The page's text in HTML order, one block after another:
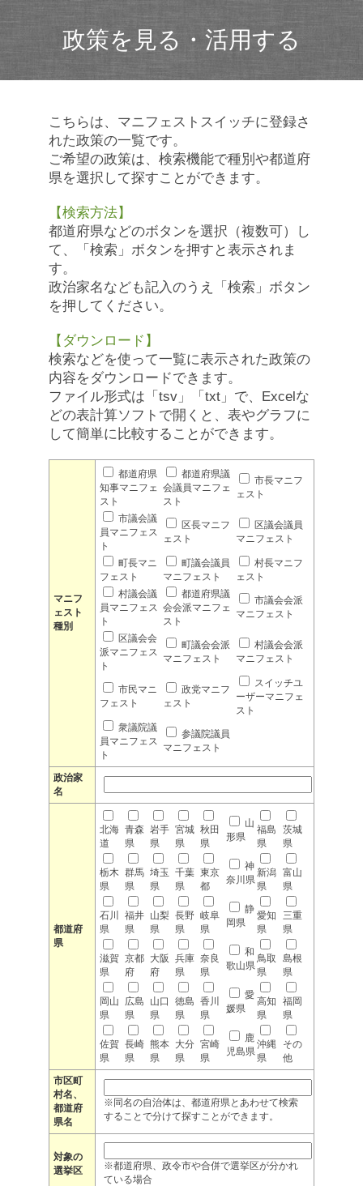
政策を見る・活用する
こちらは、マニフェストスイッチに登録さ
れた政策の一覧です。
ご希望の政策は、検索機能で種別や都道府
県を選択して探すことができます。
【検索方法】
都道府県などのボタンを選択（複数可）し
て、「検索」ボタンを押すと表示されま
す。
政治家名なども記入のうえ「検索」ボタン
を押してください。
【ダウンロード】
検索などを使って一覧に表示された政策の
内容をダウンロードできます。
ファイル形式は「tsv」「txt」で、Excelな
どの表計算ソフトで開くと、表やグラフに
して簡単に比較することができます。
マニフ
ェスト
種別
都道府県
知事マニフェ
スト
都道府県議
会議員マニフェ
スト
市長マニフ
ェスト
市議会議
員マニフェス
ト
区長マニフ
ェスト
区議会議員
マニフェスト
町長マニ
フェスト
町議会議員
マニフェスト
村長マニフ
ェスト
村議会議
員マニフェス
ト
都道府県議
会会派マニフェ
スト
市議会会派
マニフェスト
区議会会
派マニフェス
ト
町議会会派
マニフェスト
村議会会派
マニフェスト
市民マニ
フェスト
政党マニフ
ェスト
スイッチユ
ーザーマニフェ
スト
衆議院議
員マニフェス
ト
参議院議員
マニフェスト
政治家
名
都道府
県
北海
道
青森
県
岩手
県
宮城
県
秋田
県
山
形県
福島
県
茨城
県
栃木
県
群馬
県
埼玉
県
千葉
県
東京
都
神
奈川県
新潟
県
富山
県
石川
県
福井
県
山梨
県
長野
県
岐阜
県
静
岡県
愛知
県
三重
県
滋賀
県
京都
府
大阪
府
兵庫
県
奈良
県
和
歌山県
鳥取
県
島根
県
岡山
県
広島
県
山口
県
徳島
県
香川
県
愛
媛県
高知
県
福岡
県
佐賀
県
長崎
県
熊本
県
大分
県
宮崎
県
鹿
児島県
沖縄
県
その
他
市区町
村名、
都道府
県名
※同名の自治体は、都道府県とあわせて検索
することで分けて探すことができます。
対象の
選挙区
※都道府県、政令市や合併で選挙区が分かれ
ている場合